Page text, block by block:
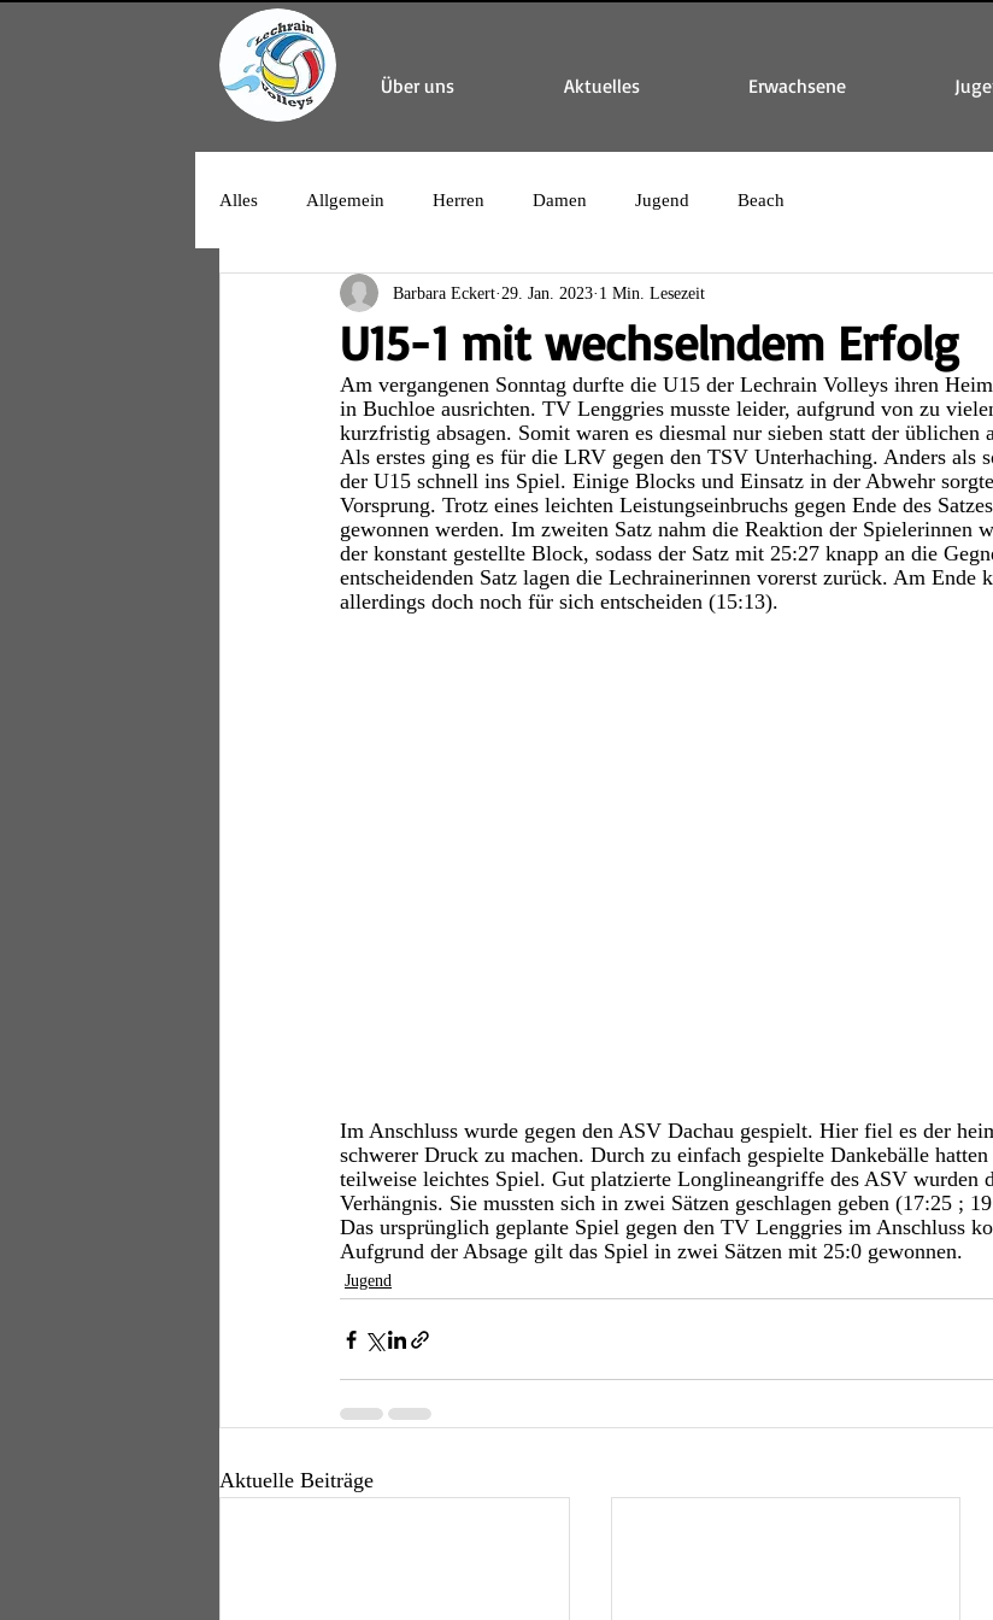
Über uns Aktuelles Erwachsene
Alles Allgemein Herren Damen Jugend Beach
U15-1 mit wechselndem Erfolg
Barbara Eckert 29. Jan. 2023 1 Min. Lesezeit
Am vergangenen Sonntag durfte die U15 der Lechrain Volleys ihren
in Buchloe ausrichten. TV Lenggries musste leider, aufgrund von zu
kurzfristig absagen. Somit waren es diesmal nur sieben statt der üblichen
Als erstes ging es für die LRV gegen den TSV Unterhaching. Anders als
der U15 schnell ins Spiel. Einige Blocks und Einsatz in der Abwehr
Vorsprung. Trotz eines leichten Leistungseinbruchs gegen Ende des
gewonnen werden. Im zweiten Satz nahm die Reaktion der Spielerinnen
der konstant gestellte Block, sodass der Satz mit 25:27 knapp an die
entscheidenden Satz lagen die Lechrainerinnen vorerst zurück. Am Ende
allerdings doch noch für sich entscheiden (15:13).
Im Anschluss wurde gegen den ASV Dachau gespielt. Hier fiel es der
schwerer Druck zu machen. Durch zu einfach gespielte Dankebälle
teilweise leichtes Spiel. Gut platzierte Longlineangriffe des ASV wurden
Verhängnis. Sie mussten sich in zwei Sätzen geschlagen geben (17:25 ;
Das ursprünglich geplante Spiel gegen den TV Lenggries im Anschluss
Aufgrund der Absage gilt das Spiel in zwei Sätzen mit 25:0 gewonnen.
Jugend
Aktuelle Beiträge